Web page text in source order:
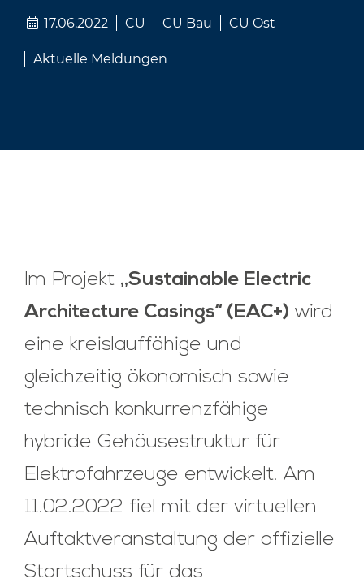
17.06.2022 CU CU Bau CU Ost
Aktuelle Meldungen
Im Projekt „Sustainable Electric
Architecture Casings“ (EAC+) wird
eine kreislauffähige und
gleichzeitig ökonomisch sowie
technisch konkurrenzfähige
hybride Gehäusestruktur für
Elektrofahrzeuge entwickelt. Am
11.02.2022 fiel mit der virtuellen
Auftaktveranstaltung der offizielle
Startschuss für das